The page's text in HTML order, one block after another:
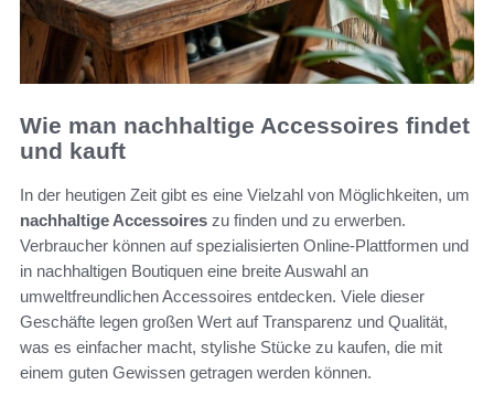
Wie man nachhaltige Accessoires findet
und kauft
In der heutigen Zeit gibt es eine Vielzahl von Möglichkeiten, um
nachhaltige Accessoires zu finden und zu erwerben.
Verbraucher können auf spezialisierten Online-Plattformen und
in nachhaltigen Boutiquen eine breite Auswahl an
umweltfreundlichen Accessoires entdecken. Viele dieser
Geschäfte legen großen Wert auf Transparenz und Qualität,
was es einfacher macht, stylishe Stücke zu kaufen, die mit
einem guten Gewissen getragen werden können.